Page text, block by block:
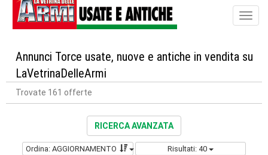
Annunci Torce usate, nuove e antiche in vendita su
LaVetrinaDelleArmi
Trovate 161 offerte
RICERCA AVANZATA
Ordina: AGGIORNAMENTO Risultati: 40